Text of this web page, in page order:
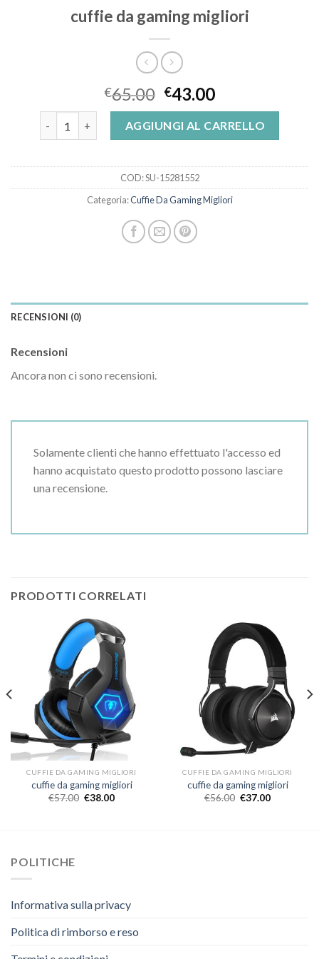
cuffie da gaming migliori
€65.00 €43.00
AGGIUNGI AL CARRELLO
COD:SU-15281552
Categoria:Cuffie Da Gaming Migliori
RECENSIONI (0)
Recensioni
Ancora non ci sono recensioni.
Solamente clienti che hanno effettuato l'accesso ed
hanno acquistato questo prodotto possono lasciare
una recensione.
PRODOTTI CORRELATI
CUFFIE DA GAMING MIGLIORI
cuffie da gaming migliori
€57.00 €38.00
CUFFIE DA GAMING MIGLIORI
cuffie da gaming migliori
€56.00 €37.00
POLITICHE
Informativa sulla privacy
Politica di rimborso e reso